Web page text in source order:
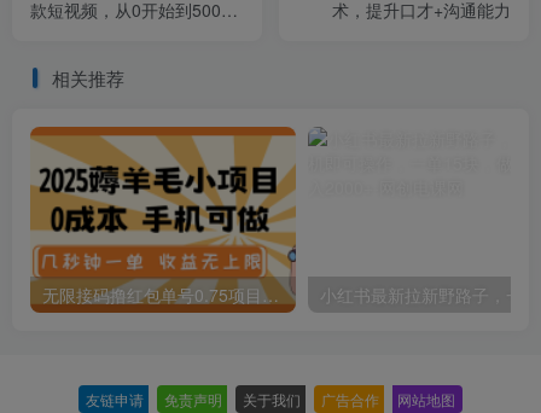
款短视频，从0开始到500W
术，提升口才+沟通能力
相关推荐
无限接码撸红包单号0.75项目无偿分享给你【揭秘】
友链申请 免责声明 关于我们 广告合作 网站地图